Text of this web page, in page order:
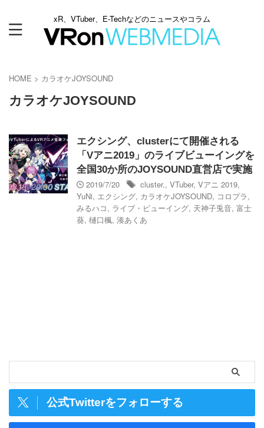
xR、VTuber、E-Techなどのニュースやコラム
HOME > カラオケJOYSOUND
カラオケJOYSOUND
エクシング、clusterにて開催される
「Vアニ2019」のライブビューイングを
全国30か所のJOYSOUND直営店で実施
2019/7/20
cluster., VTuber, Vアニ 2019,
YuNi, エクシング, カラオケJOYSOUND, コロプラ,
みるハコ, ライブ・ビューイング, 天神子兎音, 富士
葵, 樋口楓, 湊あくあ
公式Twitterをフォローする